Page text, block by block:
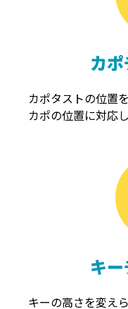
カ
カポタストの位置
カポの位置に対応
キ
キーの高さを変え